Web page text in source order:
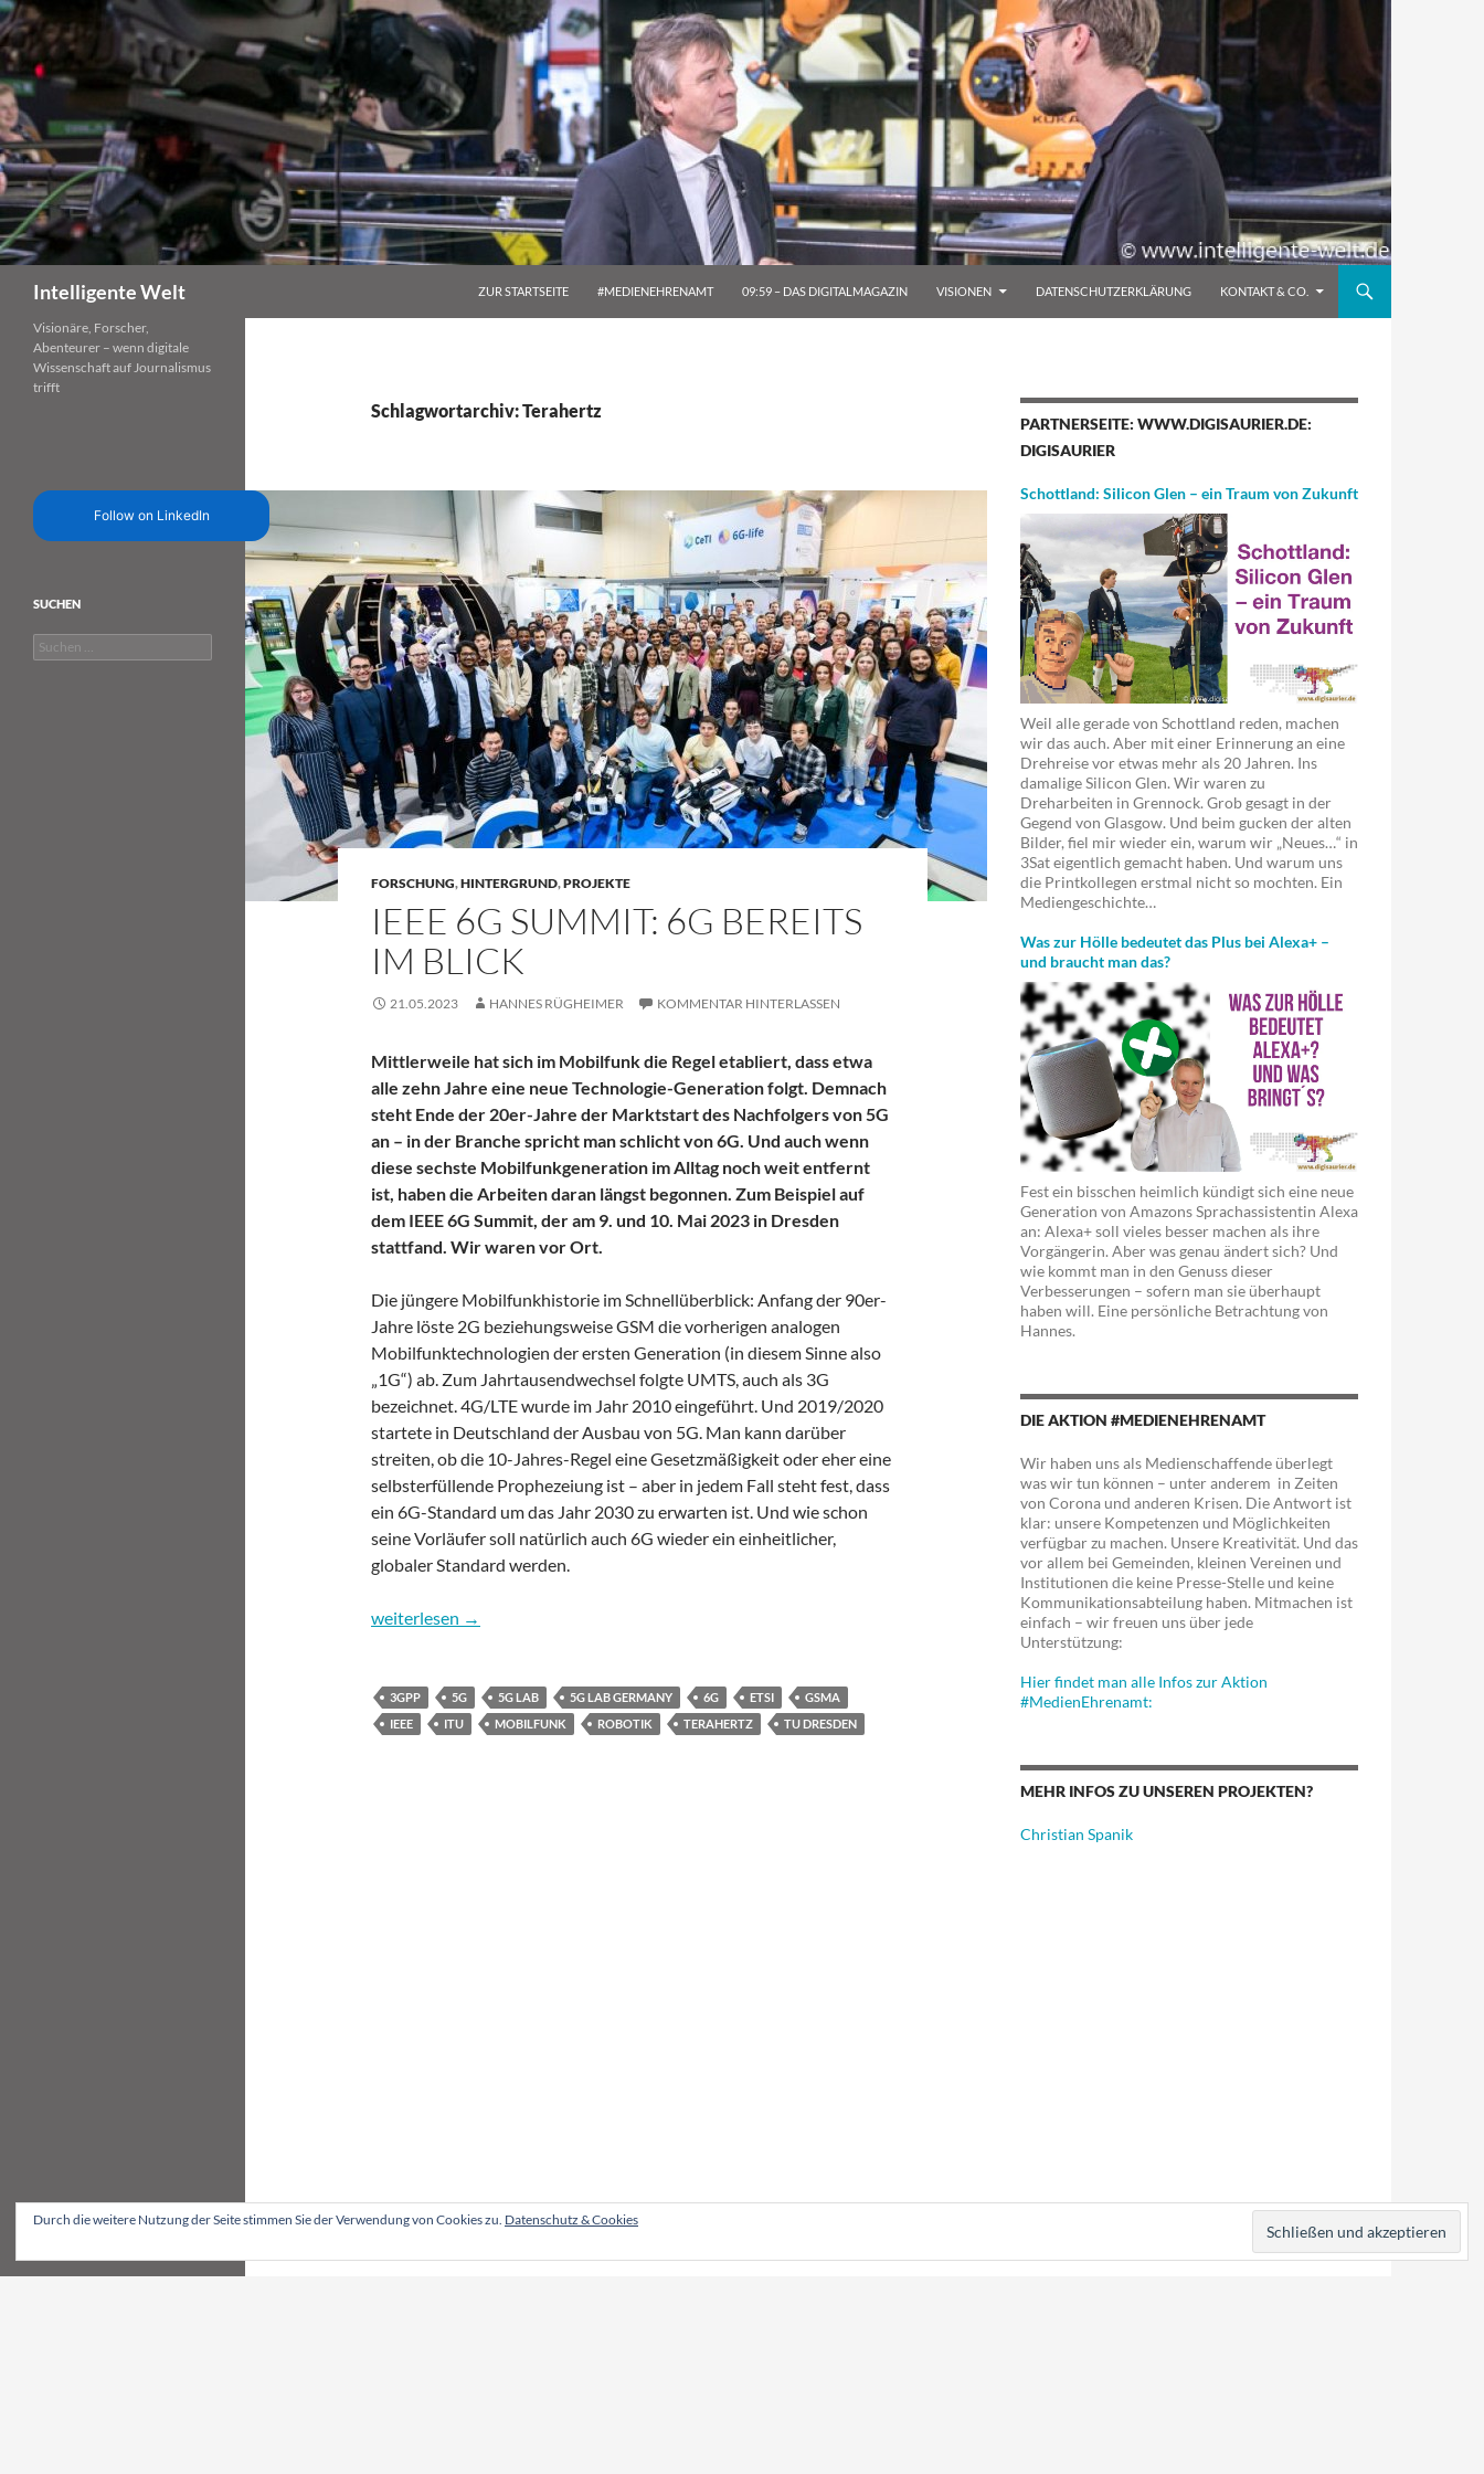
Zum
Inhalt
springen
Intelligente Welt ZUR STARTSEITE #MEDIENEHRENAMT 09:59 – DAS DIGITALMAGAZIN VISIONEN DATENSCHUTZERKLÄRUNG KONTAKT & CO.
Schlagwortarchiv: Terahertz
FORSCHUNG,HINTERGRUND,PROJEKTE
IEEE 6G SUMMIT: 6G BEREITS
IM BLICK
21.05.2023 HANNES RÜGHEIMER KOMMENTAR HINTERLASSEN
Mittlerweile hat sich im Mobilfunk die Regel etabliert, dass etwa
alle zehn Jahre eine neue Technologie-Generation folgt. Demnach
steht Ende der 20er-Jahre der Marktstart des Nachfolgers von 5G
an – in der Branche spricht man schlicht von 6G. Und auch wenn
diese sechste Mobilfunkgeneration im Alltag noch weit entfernt
ist, haben die Arbeiten daran längst begonnen. Zum Beispiel auf
dem IEEE 6G Summit, der am 9. und 10. Mai 2023 in Dresden
stattfand. Wir waren vor Ort.
Die jüngere Mobilfunkhistorie im Schnellüberblick: Anfang der 90er-
Jahre löste 2G beziehungsweise GSM die vorherigen analogen
Mobilfunktechnologien der ersten Generation (in diesem Sinne also
„1G“) ab. Zum Jahrtausendwechsel folgte UMTS, auch als 3G
bezeichnet. 4G/LTE wurde im Jahr 2010 eingeführt. Und 2019/2020
startete in Deutschland der Ausbau von 5G. Man kann darüber
streiten, ob die 10-Jahres-Regel eine Gesetzmäßigkeit oder eher eine
selbsterfüllende Prophezeiung ist – aber in jedem Fall steht fest, dass
ein 6G-Standard um das Jahr 2030 zu erwarten ist. Und wie schon
seine Vorläufer soll natürlich auch 6G wieder ein einheitlicher,
globaler Standard werden.
IEEE 6G Summit: 6G bereits im Blick
weiterlesen →
3GPP 5G 5G LAB 5G LAB GERMANY 6G ETSI
GSMA
IEEE
ITU MOBILFUNK ROBOTIK TERAHERTZ TU DRESDEN
PARTNERSEITE: WWW.DIGISAURIER.DE:
DIGISAURIER
Schottland: Silicon Glen – ein Traum von Zukunft
Weil alle gerade von Schottland reden, machen
wir das auch. Aber mit einer Erinnerung an eine
Drehreise vor etwas mehr als 20 Jahren. Ins
damalige Silicon Glen. Wir waren zu
Dreharbeiten in Grennock. Grob gesagt in der
Gegend von Glasgow. Und beim gucken der alten
Bilder, fiel mir wieder ein, warum wir „Neues…“ in
3Sat eigentlich gemacht haben. Und warum uns
die Printkollegen erstmal nicht so mochten. Ein
Mediengeschichte…
Was zur Hölle bedeutet das Plus bei Alexa+ –
und braucht man das?
Fest ein bisschen heimlich kündigt sich eine neue
Generation von Amazons Sprachassistentin Alexa
an: Alexa+ soll vieles besser machen als ihre
Vorgängerin. Aber was genau ändert sich? Und
wie kommt man in den Genuss dieser
Verbesserungen – sofern man sie überhaupt
haben will. Eine persönliche Betrachtung von
Hannes.
DIE AKTION #MEDIENEHRENAMT
Wir haben uns als Medienschaffende überlegt
was wir tun können – unter anderem in Zeiten
von Corona und anderen Krisen. Die Antwort ist
klar: unsere Kompetenzen und Möglichkeiten
verfügbar zu machen. Unsere Kreativität. Und das
vor allem bei Gemeinden, kleinen Vereinen und
Institutionen die keine Presse-Stelle und keine
Kommunikationsabteilung haben. Mitmachen ist
einfach – wir freuen uns über jede
Unterstützung:
Hier findet man alle Infos zur Aktion
#MedienEhrenamt:
MEHR INFOS ZU UNSEREN PROJEKTEN?
Christian Spanik
Visionäre, Forscher,
Abenteurer – wenn digitale
Wissenschaft auf Journalismus
trifft
Follow on LinkedIn
SUCHEN
Suchen
nach:
Durch die weitere Nutzung der Seite stimmen Sie der Verwendung von Cookies zu. Datenschutz & Cookies